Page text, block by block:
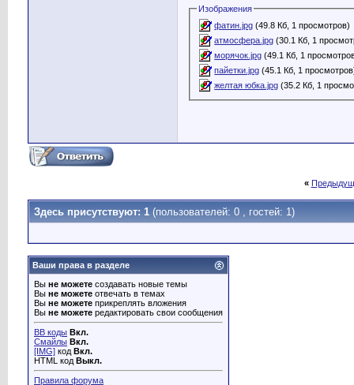
Изображения
фатин.jpg (49.8 Кб, 1 просмотров)
атмосфера.jpg (30.1 Кб, 1
морячок.jpg (49.1 Кб, 1
пайетки.jpg (45.1 Кб, 1
желтая юбка.jpg (35.2 Кб, 1
«
Здесь присутствуют: 1 (пользователей: 0 , гостей: 1)
Ваши права в разделе
Вы не можете создавать новые темы
Вы не можете отвечать в темах
Вы не можете прикреплять вложения
Вы не можете редактировать свои сообщения
BB коды Вкл.
Смайлы Вкл.
[IMG] код Вкл.
HTML код Выкл.
Правила форума